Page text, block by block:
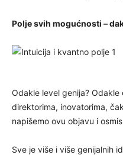
Polje svih mogućnosti –
Odakle level genija?
direktorima, inovatorima,
napišemo ovu objavu i
Sve je više i više genijalnih